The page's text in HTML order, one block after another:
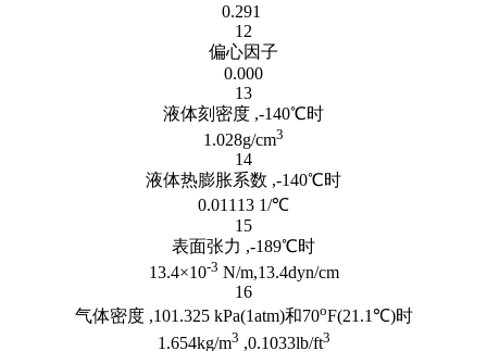
0.291
12
偏心因子
0.000
13
液体刻密度 ,-140℃时
1.028g/cm3
14
液体热膨胀系数 ,-140℃时
0.01113 1/℃
15
表面张力 ,-189℃时
13.4×10-3 N/m,13.4dyn/cm
16
气体密度 ,101.325 kPa(1atm)和70oF(21.1℃)时
1.654kg/m3 ,0.1033lb/ft3